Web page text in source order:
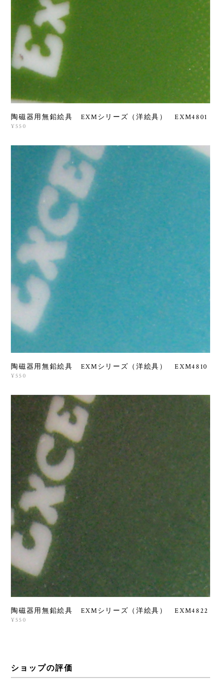
陶磁器用無鉛絵具 EXMシリーズ（洋絵具） EXM4801
¥550
陶磁器用無鉛絵具 EXMシリーズ（洋絵具） EXM4810
¥550
陶磁器用無鉛絵具 EXMシリーズ（洋絵具） EXM4822
¥550
ショップの評価